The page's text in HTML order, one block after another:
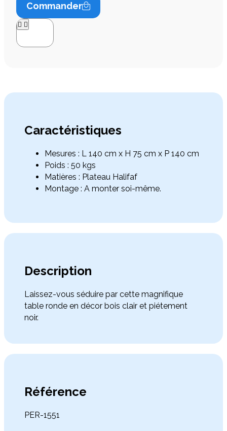
Commander
 
Caractéristiques
Mesures : L 140 cm x H 75 cm x P 140 cm
Poids : 50 kgs
Matières : Plateau Halifaf
Montage : A monter soi-même.
Description
Laissez-vous séduire par cette magnifique
table ronde en décor bois clair et piétement
noir.
Référence
PER-1551